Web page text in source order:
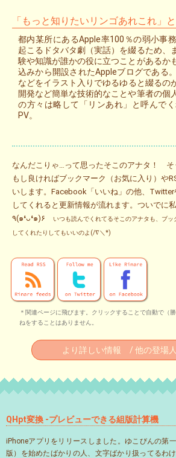
「もっと知りたいリンゴあれこれ」
都内某所にあるApple率100％の弱小事
起こるドタバタ劇（実話）を綴るため、
験や知識が誰かの役に立つことがあるか
込みから開設されたAppleブログである
などをイラスト入りでゆるゆると綴るの
開発など簡単な技術的なことや筆者の個
の方々は略して「リンあれ」と呼んで
PV。
なんだこりゃ…って思ったそこのアナタ！
もし良ければブックマーク（お気に入り）や
いします。Facebook「いいね」の他、
してくれると更新情報が流れます。ついでに
٩(๑❛ᴗ❛๑)۶
いつも読んでくれてるそこのアナタも、ブ
してくれたりしてもいいのよ(/∇＼*)
＊関連ページに飛びます。クリックすることで自動で（
ねをすることはありません。
より詳しい情報 / 他の登場
QHpt変換 -プレビューできる組版計算機
iPhoneアプリをリリースしました。ゆこびんの第
版）を始めたばかりの人、文字ばかり扱ってるわ